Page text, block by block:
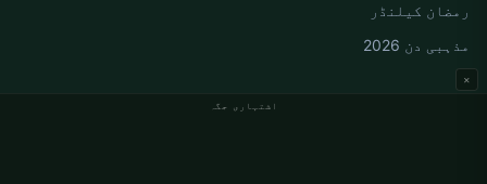
اشتہاری جگہ
×
رمضان کیلنڈر
مذہبی دن 2026